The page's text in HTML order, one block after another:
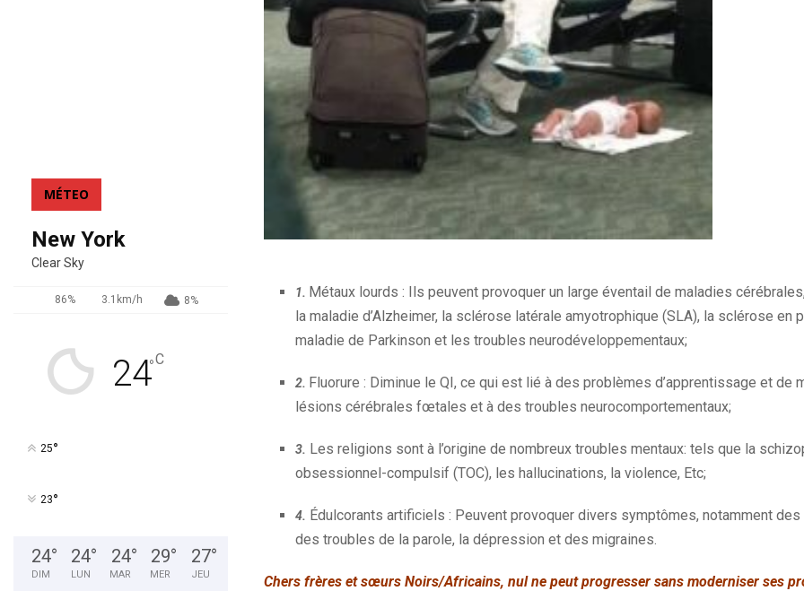
1. Métaux lourds : Ils peuvent provoquer un large éventail de maladies
la maladie d’Alzheimer, la sclérose latérale amyotrophique (SLA), la sclérose en
maladie de Parkinson et les troubles neurodéveloppementaux;
2. Fluorure : Diminue le QI, ce qui est lié à des problèmes d’apprentissage et de
lésions cérébrales fœtales et à des troubles neurocomportementaux;
3. Les religions sont à l’origine de nombreux troubles mentaux: tels que la
obsessionnel-compulsif (TOC), les hallucinations, la violence, Etc;
4. Édulcorants artificiels : Peuvent provoquer divers symptômes, notamment des
des troubles de la parole, la dépression et des migraines.
Chers frères et sœurs Noirs/Africains, nul ne peut progresser sans moderniser ses
MÉTEO
New York
Clear Sky
86% 3.1km/h 8%
24°C
25°
23°
24°
DIM
24°
LUN
24°
MAR
29°
MER
27°
JEU